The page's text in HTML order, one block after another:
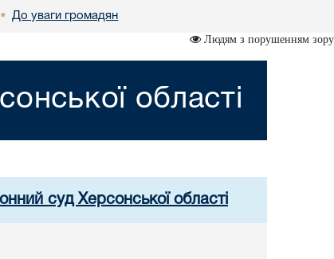
• До уваги громадян
Людям з порушенням зору
області
суд Херсонської області